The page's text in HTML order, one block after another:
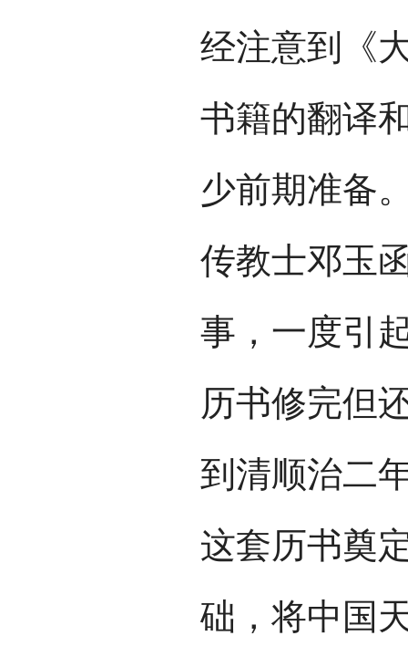
经注意到《
书籍的翻译
少前期准备
传教士邓玉
事，一度引
历书修完但
到清顺治二
这套历书奠
础，将中国